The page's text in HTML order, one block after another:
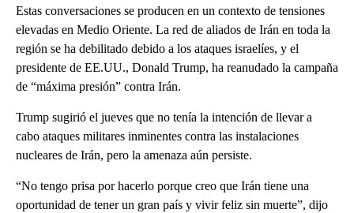
Estas conversaciones se producen en un contexto de tensiones
elevadas en Medio Oriente. La red de aliados de Irán en toda la
región se ha debilitado debido a los ataques israelíes, y el
presidente de EE.UU., Donald Trump, ha reanudado la campaña
de “máxima presión” contra Irán.
Trump sugirió el jueves que no tenía la intención de llevar a
cabo ataques militares inminentes contra las instalaciones
nucleares de Irán, pero la amenaza aún persiste.
“No tengo prisa por hacerlo porque creo que Irán tiene una
oportunidad de tener un gran país y vivir feliz sin muerte”, dijo